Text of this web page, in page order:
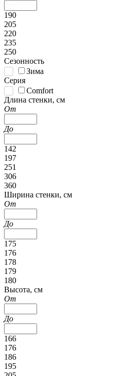
190
205
220
235
250
Сезонность
Зима
Серия
Comfort
Длина стенки, см
От
До
142
197
251
306
360
Ширина стенки, см
От
До
175
176
178
179
180
Высота, см
От
До
166
176
186
195